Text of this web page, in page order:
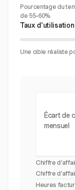
Pourcentage du
de 55–60%.
Taux
Une cible réaliste
Écart de
mensuel
Chiffre
Chiffre
Heures